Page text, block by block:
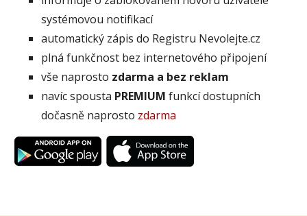
systémovou notifikací
automatický zápis do Registru Nevolejte.cz
plná funkčnost bez internetového připojení
vše naprosto zdarma a bez reklam
navíc spousta PREMIUM funkcí dostupních
dočasně naprosto zdarma